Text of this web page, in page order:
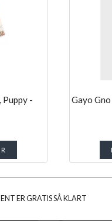
Puppy -
Gayo
ER GRATIS SÅ KLART